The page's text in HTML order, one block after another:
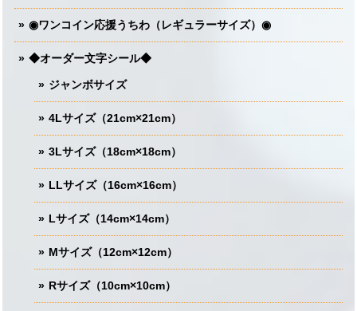
◉ワンコイン応援うちわ（レギュラーサイズ）◉
◆オーダー文字シール◆
ジャンボサイズ
4Lサイズ（21cm×21cm）
3Lサイズ（18cm×18cm）
LLサイズ（16cm×16cm）
Lサイズ（14cm×14cm）
Mサイズ（12cm×12cm）
Rサイズ（10cm×10cm）